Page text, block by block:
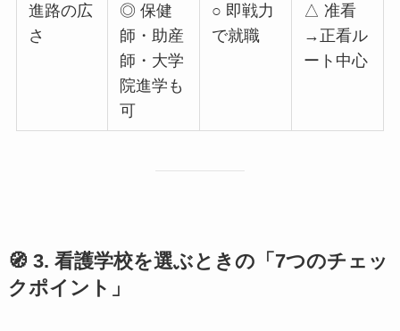
進路の広
さ
◎ 保健
師・助産
師・大学
院進学も
可
○ 即戦力
で就職
△ 准看
→正看ル
ート中心
🧭 3. 看護学校を選ぶときの「7つのチェッ
クポイント」